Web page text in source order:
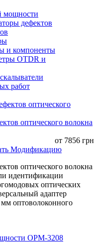
мощности
дефектов
и компоненты
OTDR и
работ
оптического волокна
от 7856 грн
Модификацию
оптического волокна
идентификации
оптических
адаптер
оптоволоконного